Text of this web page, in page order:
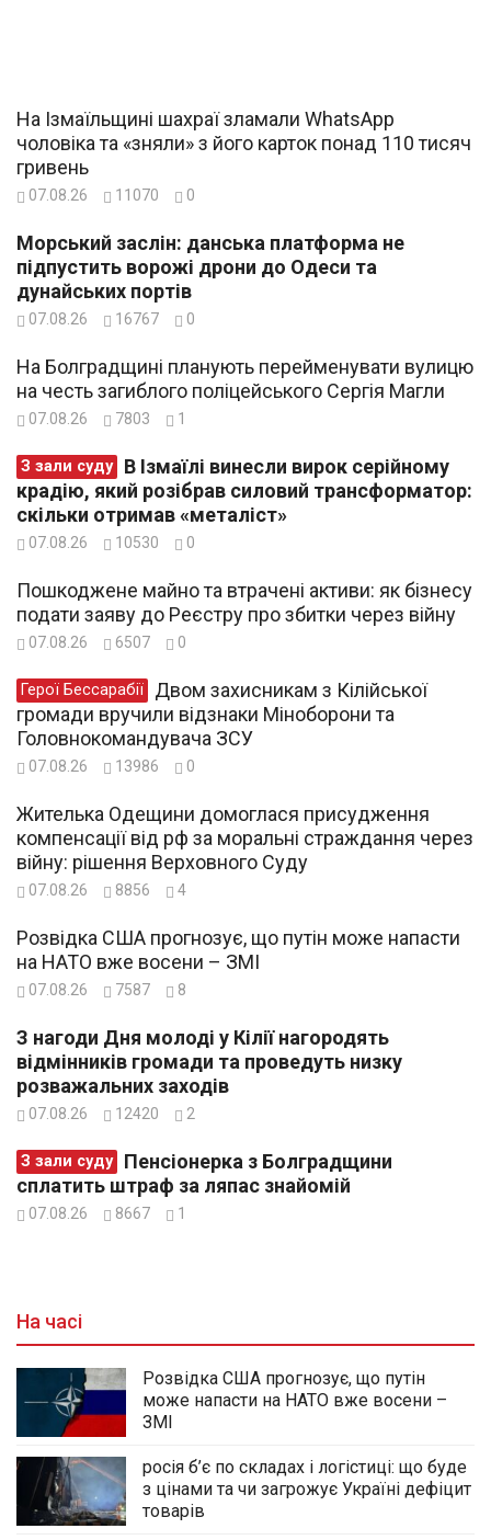
На Ізмаїльщині шахраї зламали WhatsApp
чоловіка та «зняли» з його карток понад 110 тисяч
гривень
07.08.26 11070 0
Морський заслін: данська платформа не
підпустить ворожі дрони до Одеси та
дунайських портів
07.08.26 16767 0
На Болградщині планують перейменувати вулицю
на честь загиблого поліцейського Сергія Магли
07.08.26 7803 1
З зали суду
крадію, який розібрав силовий трансформатор:
скільки отримав «металіст»
07.08.26 10530 0
Пошкоджене майно та втрачені активи: як бізнесу
подати заяву до Реєстру про збитки через війну
07.08.26 6507 0
Герої Бессарабії
громади вручили відзнаки Міноборони та
Головнокомандувача ЗСУ
07.08.26 13986 0
Жителька Одещини домоглася присудження
компенсації від рф за моральні страждання через
війну: рішення Верховного Суду
07.08.26 8856 4
Розвідка США прогнозує, що путін може напасти
на НАТО вже восени – ЗМІ
07.08.26 7587 8
З нагоди Дня молоді у Кілії нагородять
відмінників громади та проведуть низку
розважальних заходів
07.08.26 12420 2
З зали суду
сплатить штраф за ляпас знайомій
07.08.26 8667 1
На часі
Розвідка США прогнозує, що путін
може напасти на НАТО вже восени –
ЗМІ
росія б’є по складах і логістиці: що буде
з цінами та чи загрожує Україні дефіцит
товарів